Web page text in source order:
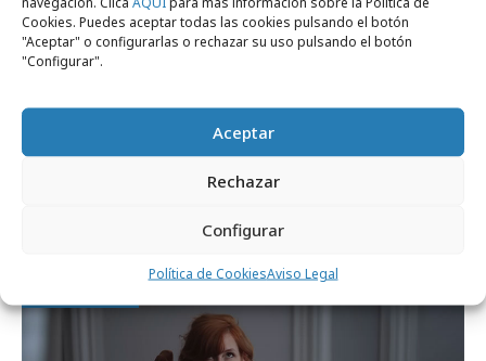
Cookies. Puedes aceptar todas las cookies pulsando el botón
"Aceptar" o configurarlas o rechazar su uso pulsando el botón
"Configurar".
Aceptar
Rechazar
Configurar
Política de CookiesAviso Legal
viernes, 17 de octubre 2025
Iberia lanza su nueva campaña "Raíces y